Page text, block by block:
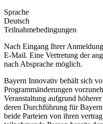
Sprache
Deutsch
Teilnahmebedingungen
Nach Eingang Ihrer
E-Mail. Eine Vertretung der
nach Absprache möglich.
Bayern Innovativ behält sich
Programmänderungen
Veranstaltung aufgrund
deren Durchführung für
beide Parteien von ihren